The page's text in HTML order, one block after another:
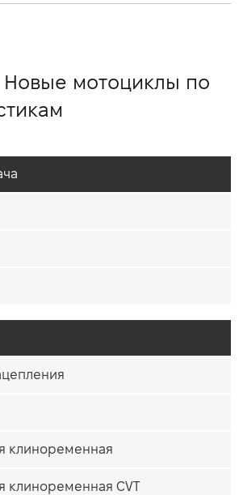
Новые мотоциклы по
клиноременная
клиноременная CVT